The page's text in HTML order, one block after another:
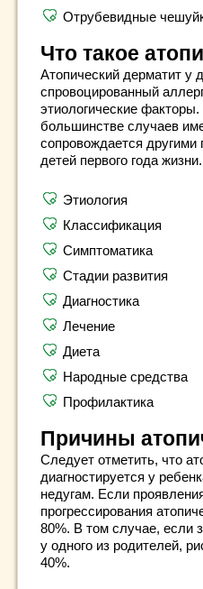
Отрубевидные
Что такое
Атопический дерматит у
спровоцированный
этиологические
большинстве случаев
сопровождается другими
детей первого года жизни.
Этиология
Классификация
Симптоматика
Стадии развития
Диагностика
Лечение
Диета
Народные средства
Профилактика
Причины
Следует отметить, что
диагностируется у
недугам. Если
прогрессирования
80%. В том случае, если
у одного из родителей,
40%.